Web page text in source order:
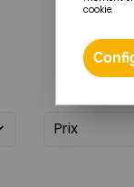
Prix
cookie.